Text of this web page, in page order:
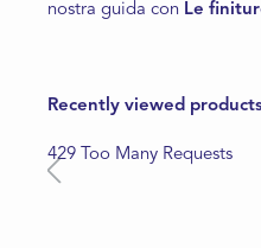
nostra guida con Le
Recently viewed
429 Too Many Requests